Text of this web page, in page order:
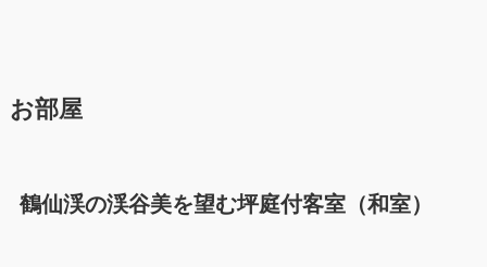
お部屋
鶴仙渓の渓谷美を望む坪庭付客室（和室）